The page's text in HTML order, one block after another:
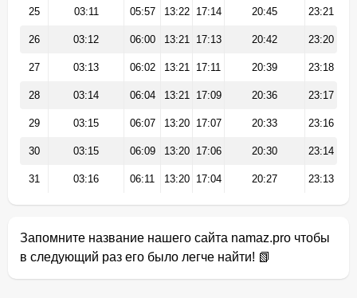
25 03:11 05:57 13:22 17:14 20:45 23:21
26 03:12 06:00 13:21 17:13 20:42 23:20
27 03:13 06:02 13:21 17:11 20:39 23:18
28 03:14 06:04 13:21 17:09 20:36 23:17
29 03:15 06:07 13:20 17:07 20:33 23:16
30 03:15 06:09 13:20 17:06 20:30 23:14
31 03:16 06:11 13:20 17:04 20:27 23:13
Запомните название нашего сайта namaz.pro чтобы
в следующий раз его было легче найти! 📗